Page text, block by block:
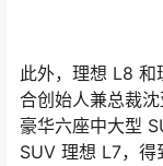
此外，理想 L8
合创始人兼总裁
豪华六座中大型
SUV 理想 L7，得